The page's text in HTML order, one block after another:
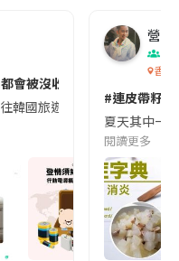
會被沒收😱出發前切記檢查
往韓國旅遊的民眾，近期要
營養
香港
#連皮帶籽
夏天其中一
閱讀更多